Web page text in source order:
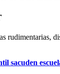
rudimentarias,
sacuden